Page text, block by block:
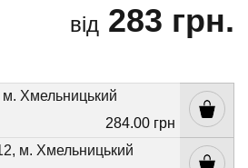
від 283 грн.
Хмельницький
284.00 грн
м. Хмельницький